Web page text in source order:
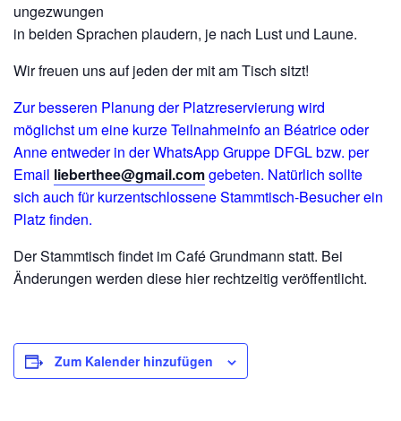
ungezwungen
in beiden Sprachen plaudern, je nach Lust und Laune.
Wir freuen uns auf jeden der mit am Tisch sitzt!
Zur besseren Planung der Platzreservierung wird
möglichst um eine kurze Teilnahmeinfo an Béatrice oder
Anne entweder in der WhatsApp Gruppe DFGL bzw. per
Email lieberthee@gmail.comgebeten. Natürlich sollte
sich auch für kurzentschlossene Stammtisch-Besucher ein
Platz finden.
Der Stammtisch findet im Café Grundmann statt. Bei
Änderungen werden diese hier rechtzeitig veröffentlicht.
Zum Kalender hinzufügen